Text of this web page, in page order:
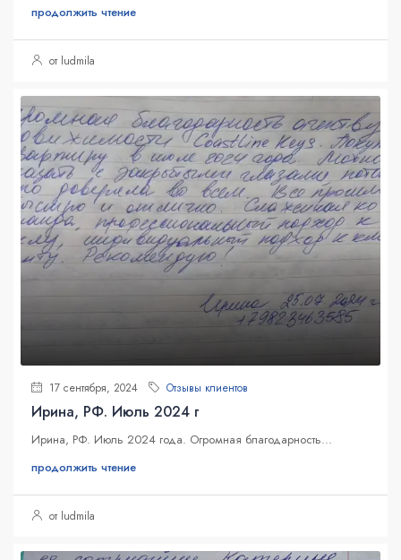
продолжить чтение
от ludmila
17 сентября, 2024 Отзывы клиентов
Ирина, РФ. Июль 2024 г
Ирина, РФ. Июль 2024 года. Огромная благодарность...
продолжить чтение
от ludmila